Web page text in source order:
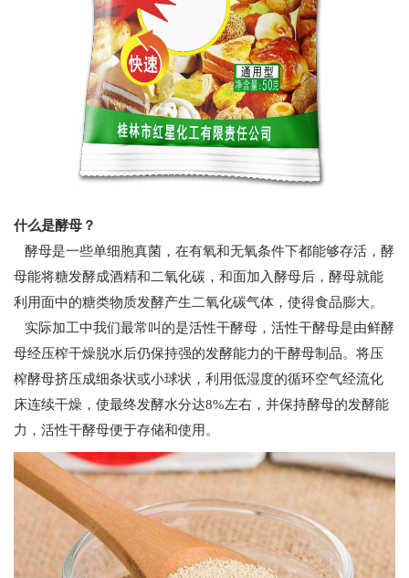
什么是酵母？
酵母是一些单细胞真菌，在有氧和无氧条件下都能够存活，酵
母能将糖发酵成酒精和二氧化碳，和面加入酵母后，酵母就能
利用面中的糖类物质发酵产生二氧化碳气体，使得食品膨大。
实际加工中我们最常叫的是活性干酵母，活性干酵母是由鲜酵
母经压榨干燥脱水后仍保持强的发酵能力的干酵母制品。将压
榨酵母挤压成细条状或小球状，利用低湿度的循环空气经流化
床连续干燥，使最终发酵水分达8%左右，并保持酵母的发酵能
力，活性干酵母便于存储和使用。